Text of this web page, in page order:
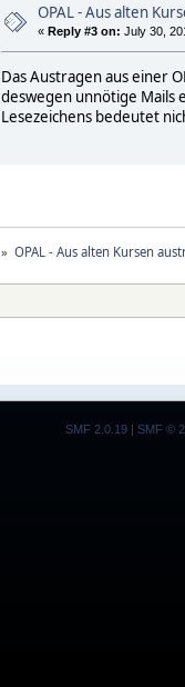
OPAL - Aus alten
« Reply #3 on: July 30,
Das Austragen aus einer
deswegen unnötige Mails
Lesezeichens bedeutet
» OPAL - Aus alten Kursen
SMF 2.0.19 | SMF ©